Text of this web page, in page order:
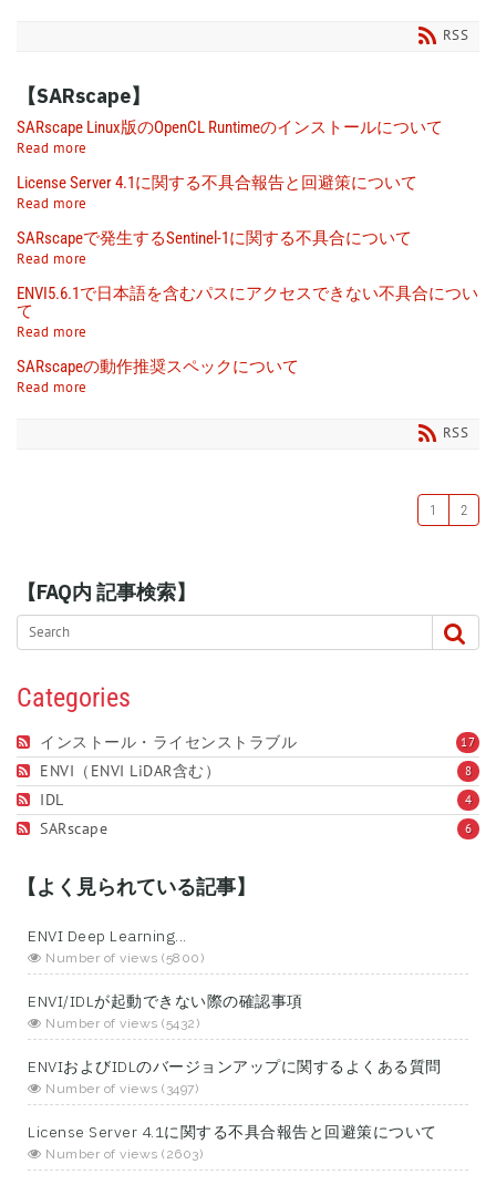
RSS
【SARscape】
SARscape Linux版のOpenCL Runtimeのインストールについて
Read more
License Server 4.1に関する不具合報告と回避策について
Read more
SARscapeで発生するSentinel-1に関する不具合について
Read more
ENVI5.6.1で日本語を含むパスにアクセスできない不具合につい
て
Read more
SARscapeの動作推奨スペックについて
Read more
RSS
1 2
【FAQ内 記事検索】
Categories
17
インストール・ライセンストラブル
8
ENVI（ENVI LiDAR含む）
4
IDL
6
SARscape
【よく見られている記事】
ENVI Deep Learning...
Number of views (5800)
ENVI/IDLが起動できない際の確認事項
Number of views (5432)
ENVIおよびIDLのバージョンアップに関するよくある質問
Number of views (3497)
License Server 4.1に関する不具合報告と回避策について
Number of views (2603)